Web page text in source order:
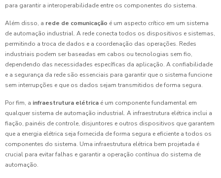
para garantir a interoperabilidade entre os componentes do sistema.
Além disso, a rede de comunicação é um aspecto crítico em um sistema
de automação industrial. A rede conecta todos os dispositivos e sistemas,
permitindo a troca de dados e a coordenação das operações. Redes
industriais podem ser baseadas em cabos ou tecnologias sem fio,
dependendo das necessidades específicas da aplicação. A confiabilidade
e a segurança da rede são essenciais para garantir que o sistema funcione
sem interrupções e que os dados sejam transmitidos de forma segura.
Por fim, a infraestrutura elétrica é um componente fundamental em
qualquer sistema de automação industrial. A infraestrutura elétrica inclui a
fiação, painéis de controle, disjuntores e outros dispositivos que garantem
que a energia elétrica seja fornecida de forma segura e eficiente a todos os
componentes do sistema. Uma infraestrutura elétrica bem projetada é
crucial para evitar falhas e garantir a operação contínua do sistema de
automação.